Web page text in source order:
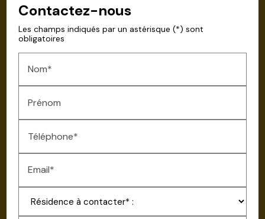
Contactez-nous
Les champs indiqués par un astérisque (*) sont
obligatoires
Nom*
Prénom
Téléphone*
Email*